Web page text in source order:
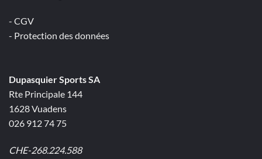
- CGV
- Protection des données
Dupasquier Sports SA
Rte Principale 144
1628 Vuadens
026 912 74 75
CHE-268.224.588